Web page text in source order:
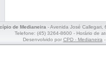
de Medianeira- Avenida José Callegari,
Telefone: (45) 3264-8600 - Horário de
Desenvolvido por CPD - Medianeira-